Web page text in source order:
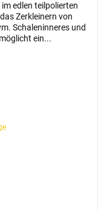
edlen teilpolierten
Zerkleinern von
Schaleninneres und
ein...